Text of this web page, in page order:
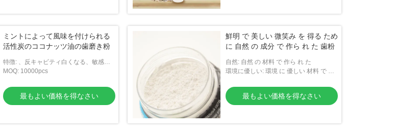
ミントによって風味を付けられる
活性炭のココナッツ油の歯磨き粉
特徴: 、反キャビティ白くなる、敏感な
歯のために、基本口頭に新たになること
MOQ: 10000pcs
最もよい価格を得なさい
鮮明 で 美しい 微笑み を 得る ため
に 自然 の 成分 で 作ら れ た 歯粉
自然: 自然 の 材料 で 作ら れ た
環境に優しい: 環境 に 優しい 材料 で 梱
最もよい価格を得なさい